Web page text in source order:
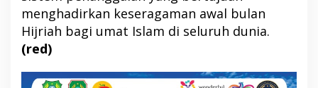
menghadirkan keseragaman awal bulan
Hijriah bagi umat Islam di seluruh dunia.
(red)